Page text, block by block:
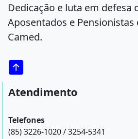
Dedicação e luta em defesa
Aposentados e Pensionistas
Camed.
Atendimento
Telefones
(85) 3226-1020 / 3254-5341